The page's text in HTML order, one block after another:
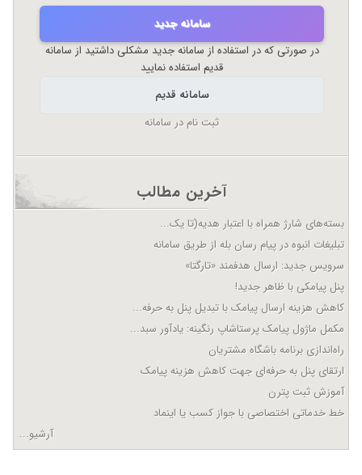
سامانه جدید
در صورتی که در استفاده از سامانه جدید مشکلی داشتید از سامانه
قدیم استفاده نمایید
سامانه قدیم
ثبت نام در سامانه
آخرین مطالب
بسته‌های شارژ همراه با اعتبار هدیه(تا یک...
تبلیغات انبوه در پیام رسان بله از طریق سامانه
سرویس جدید: ارسال هدفمند «تارگتا»
پنل پیامکی با ظاهر جدید!
کاهش هزینه ارسال پیامک با تبدیل پنل به حرفه...
مکمل ماژول پیامک پرستاشاپ رنگینه: یادآور سبد...
راه‌اندازی برنامه باشگاه مشتریان
ارتقای پنل به حرفه‌ای جهت کاهش هزینه پیامک
آموزش ثبت پترن
خط خدماتی اختصاصی با جواز کسب یا اینماد
آرشیو...